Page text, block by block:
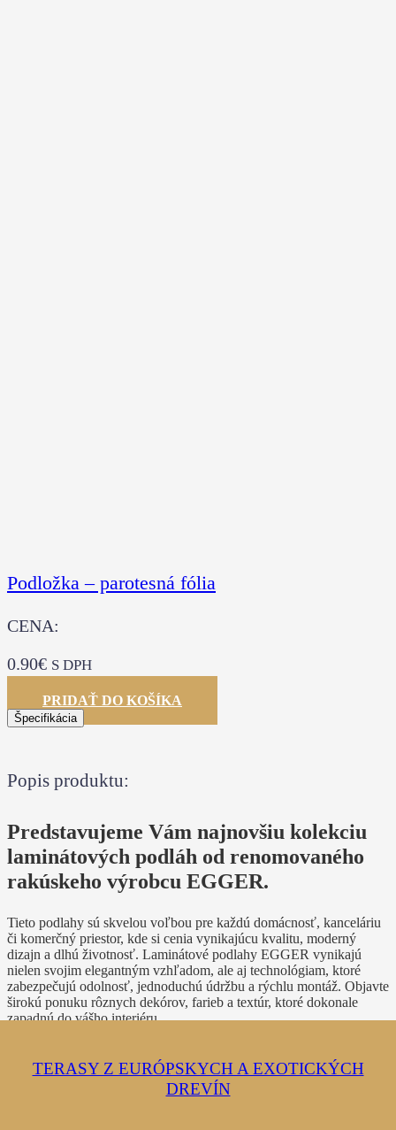
Podložka – parotesná fólia
CENA:
0.90€ S DPH
PRIDAŤ DO KOŠÍKA
Špecifikácia
Popis produktu:
Predstavujeme Vám najnovšiu kolekciu
laminátových podláh od renomovaného
rakúskeho výrobcu EGGER.
Tieto podlahy sú skvelou voľbou pre každú domácnosť, kanceláriu
či komerčný priestor, kde si cenia vynikajúcu kvalitu, moderný
dizajn a dlhú životnosť. Laminátové podlahy EGGER vynikajú
nielen svojim elegantným vzhľadom, ale aj technológiam, ktoré
zabezpečujú odolnosť, jednoduchú údržbu a rýchlu montáž. Objavte
širokú ponuku rôznych dekórov, farieb a textúr, ktoré dokonale
zapadnú do vášho interiéru.
podlahami EGGER!
RENOVÁCIA DREVENÝCH PARKIET
DVERE
TELOCVIČNE
LAMINÁTOVÉ PODLAHY
DREVENÉ PARKETY
TERASY Z KOMPOZITNÝCH DOSIEK
TERASY Z EURÓPSKYCH A EXOTICKÝCH
DREVÍN